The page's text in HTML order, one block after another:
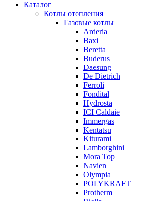
Каталог
Котлы отопления
Газовые котлы
Arderia
Baxi
Beretta
Buderus
Daesung
De Dietrich
Ferroli
Fondital
Hydrosta
ICI Caldaie
Immergas
Kentatsu
Kiturami
Lamborghini
Mora Top
Navien
Olympia
POLYKRAFT
Protherm